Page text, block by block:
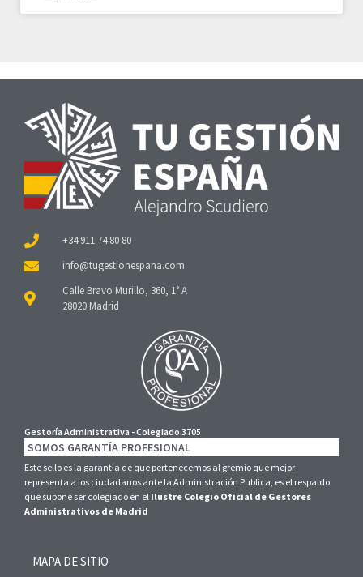
+34 911 74 80 80
Calle Bravo Murillo, 360, 1° A
28020 Madrid
Gestoría Administrativa - Colegiado 3705
SOMOS GARANTÍA PROFESIONAL
Este sello es la garantía de que pertenecemos al gremio que mejor
representa a los ciudadanos ante la Administración Publica, es el respaldo
que supone ser colegiado en el Ilustre Colegio Oficial de Gestores
Administrativos de Madrid
MAPA DE SITIO